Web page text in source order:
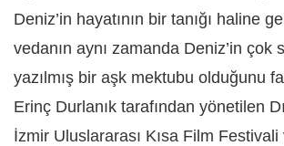
Deniz’in hayatının bir tanığı haline
vedanın aynı zamanda Deniz’in çok
yazılmış bir aşk mektubu olduğunu
Erinç Durlanık tarafından yönetilen
İzmir Uluslararası Kısa Film